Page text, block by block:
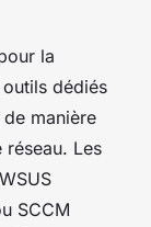
la
dédiés
manière
Les
SCCM